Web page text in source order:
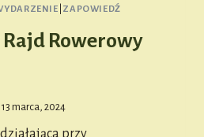
ZAPOWIEDŹ
Rowerowy
13 marca, 2024
przy